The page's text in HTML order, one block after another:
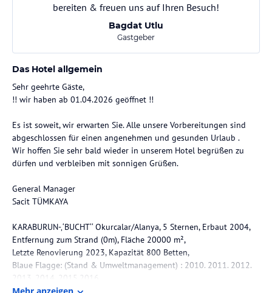
bereiten & freuen uns auf Ihren Besuch!
Bagdat Utlu
Gastgeber
Das Hotel allgemein
Sehr geehrte Gäste,
!! wir haben ab 01.04.2026 geöffnet !!
Es ist soweit, wir erwarten Sie. Alle unsere Vorbereitungen sind
abgeschlossen für einen angenehmen und gesunden Urlaub .
Wir hoffen Sie sehr bald wieder in unserem Hotel begrüßen zu
dürfen und verbleiben mit sonnigen Grüßen.
General Manager
Sacit TÜMKAYA
KARABURUN-‚‘BUCHT‘‘ Okurcalar/Alanya, 5 Sternen, Erbaut 2004,
Entfernung zum Strand (0m), Fläche 20000 m²,
Letzte Renovierung 2023, Kapazität 800 Betten,
Blaue Flagge: (Stand & Umweltmanagement) : 2010. 2011. 2012.
2013. 2014. 2015.2016,
2017,2018,2019,2020,2021,2022,2023,2024,2025